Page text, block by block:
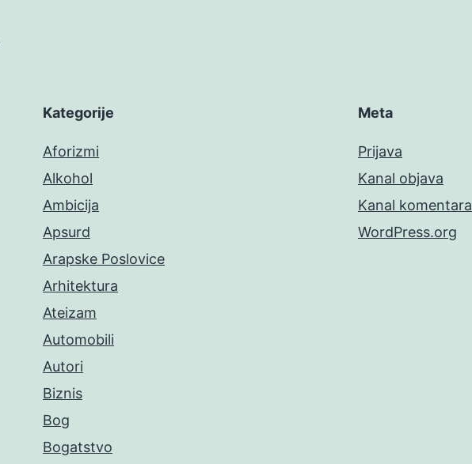
Kategorije
Aforizmi
Alkohol
Ambicija
Apsurd
Arapske Poslovice
Arhitektura
Ateizam
Automobili
Autori
Biznis
Bog
Bogatstvo
Meta
Prijava
Kanal objava
Kanal komentara
WordPress.org